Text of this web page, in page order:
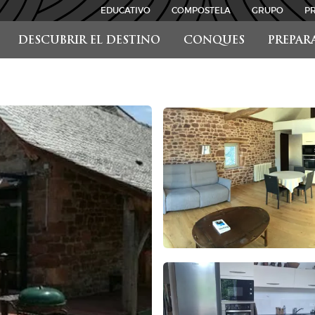
DESCUBRIR EL DESTINO CONQUES
EDUCATIVO COMPOSTELA GRUPO